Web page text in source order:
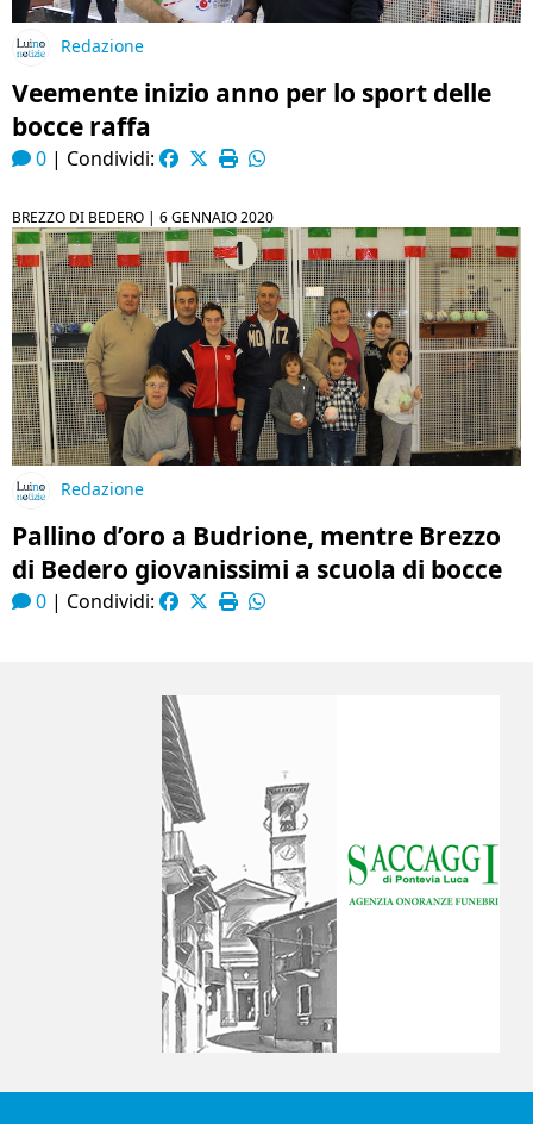
Redazione
Veemente inizio anno per lo sport delle
bocce raffa
0 | Condividi:
BREZZO DI BEDERO | 6 GENNAIO 2020
Redazione
Pallino d’oro a Budrione, mentre Brezzo
di Bedero giovanissimi a scuola di bocce
0 | Condividi: